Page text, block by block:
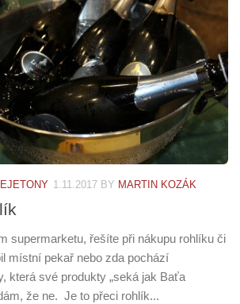
1.11.2017 BY MARTIN KOZÁK
supermarketu, řešíte při nákupu rohlíku či
místní pekař nebo zda pochází
která své produkty „seká jak Baťa
že ne. Je to přeci rohlík...